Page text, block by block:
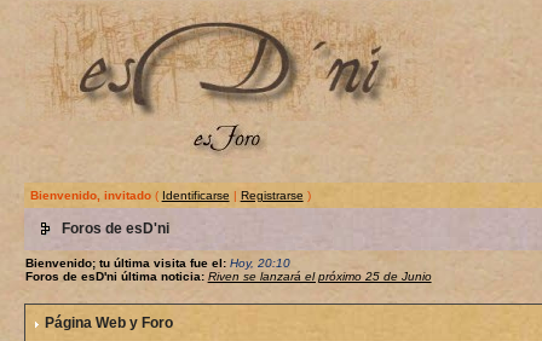
Bienvenido, invitado( Identificarse | Registrarse )
Foros de esD'ni
Bienvenido; tu última visita fue el: Hoy, 20:10
Foros de esD'ni última noticia: Riven se lanzará el próximo 25 de Junio
Página Web y Foro